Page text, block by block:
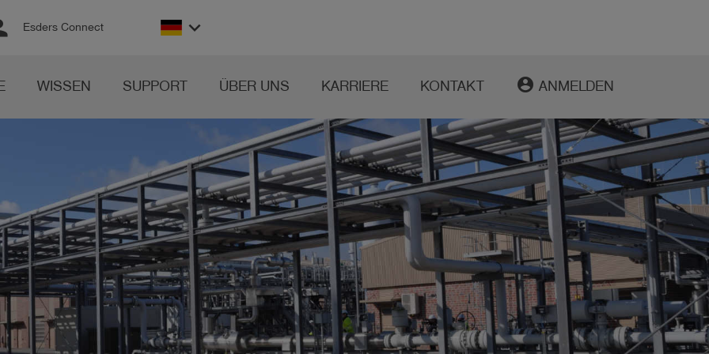
Esders Connect keyboard_arrow_down
WISSEN SUPPORT ÜBER UNS KARRIERE KONTAKT account_circle ANMELDEN